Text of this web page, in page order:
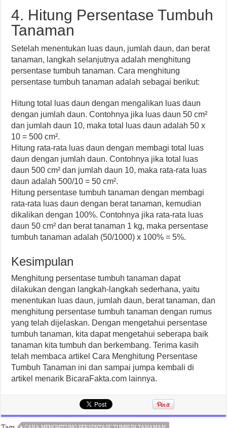
4. Hitung Persentase Tumbuh
Tanaman
Setelah menentukan luas daun, jumlah daun, dan berat
tanaman, langkah selanjutnya adalah menghitung
persentase tumbuh tanaman. Cara menghitung
persentase tumbuh tanaman adalah sebagai berikut:
Hitung total luas daun dengan mengalikan luas daun
dengan jumlah daun. Contohnya jika luas daun 50 cm²
dan jumlah daun 10, maka total luas daun adalah 50 x
10 = 500 cm².
Hitung rata-rata luas daun dengan membagi total luas
daun dengan jumlah daun. Contohnya jika total luas
daun 500 cm² dan jumlah daun 10, maka rata-rata luas
daun adalah 500/10 = 50 cm².
Hitung persentase tumbuh tanaman dengan membagi
rata-rata luas daun dengan berat tanaman, kemudian
dikalikan dengan 100%. Contohnya jika rata-rata luas
daun 50 cm² dan berat tanaman 1 kg, maka persentase
tumbuh tanaman adalah (50/1000) x 100% = 5%.
Kesimpulan
Menghitung persentase tumbuh tanaman dapat
dilakukan dengan langkah-langkah sederhana, yaitu
menentukan luas daun, jumlah daun, berat tanaman, dan
menghitung persentase tumbuh tanaman dengan rumus
yang telah dijelaskan. Dengan mengetahui persentase
tumbuh tanaman, kita dapat mengetahui seberapa baik
tanaman kita tumbuh dan berkembang. Terima kasih
telah membaca artikel Cara Menghitung Persentase
Tumbuh Tanaman ini dan sampai jumpa kembali di
artikel menarik BicaraFakta.com lainnya.